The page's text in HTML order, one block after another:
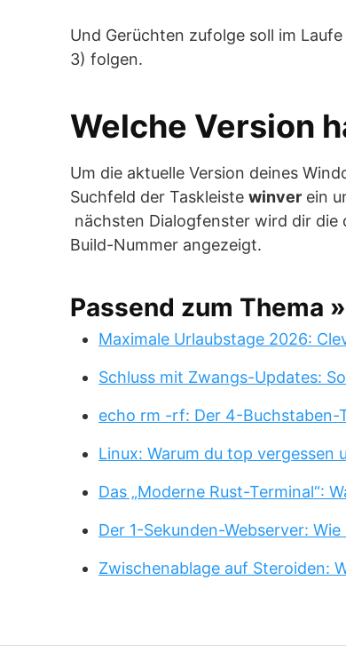
Und Gerüchten zufolge soll im
3) folgen.
Welche Version
Um die aktuelle Version deines
Suchfeld der Taskleiste winver ein
nächsten Dialogfenster wird dir die
Build-Nummer angezeigt.
Passend zum Thema »
Maximale Urlaubstage 2026:
Schluss mit Zwangs-Updates:
echo rm -rf: Der 4-Buchstaben-
Linux: Warum du top
Das „Moderne Rust-Terminal“:
Der 1-Sekunden-Webserver:
Zwischenablage auf Steroiden: